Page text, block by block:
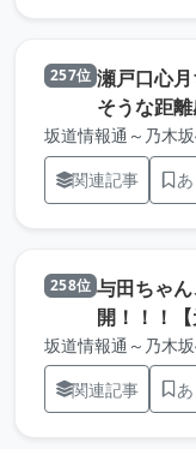
257位 瀬戸口心
そうな距離
坂道情報通～乃木
関連記事
258位 与田ちゃ
開！！！【
坂道情報通～乃木
関連記事